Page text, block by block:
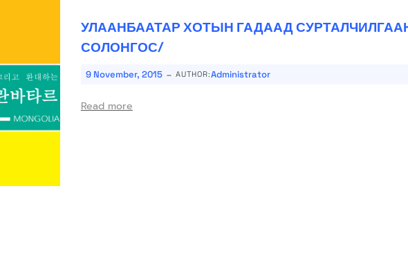
УЛААНБААТАР ХОТЫН ГАДААД
СОЛОНГОС/
9 November, 2015 - AUTHOR:Administrator
Read more